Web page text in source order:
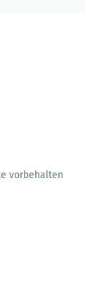
vorbehalten